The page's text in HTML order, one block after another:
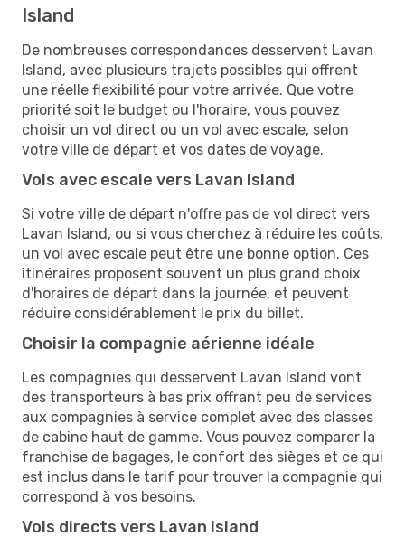
Island
De nombreuses correspondances desservent Lavan
Island, avec plusieurs trajets possibles qui offrent
une réelle flexibilité pour votre arrivée. Que votre
priorité soit le budget ou l'horaire, vous pouvez
choisir un vol direct ou un vol avec escale, selon
votre ville de départ et vos dates de voyage.
Vols avec escale vers Lavan Island
Si votre ville de départ n'offre pas de vol direct vers
Lavan Island, ou si vous cherchez à réduire les coûts,
un vol avec escale peut être une bonne option. Ces
itinéraires proposent souvent un plus grand choix
d'horaires de départ dans la journée, et peuvent
réduire considérablement le prix du billet.
Choisir la compagnie aérienne idéale
Les compagnies qui desservent Lavan Island vont
des transporteurs à bas prix offrant peu de services
aux compagnies à service complet avec des classes
de cabine haut de gamme. Vous pouvez comparer la
franchise de bagages, le confort des sièges et ce qui
est inclus dans le tarif pour trouver la compagnie qui
correspond à vos besoins.
Vols directs vers Lavan Island